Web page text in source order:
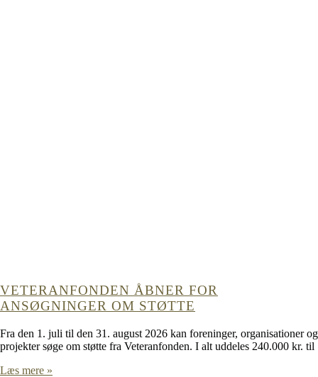
VETERANFONDEN ÅBNER FOR
ANSØGNINGER OM STØTTE
Fra den 1. juli til den 31. august 2026 kan foreninger, organisationer og
projekter søge om støtte fra Veteranfonden. I alt uddeles 240.000 kr. til
Læs mere »